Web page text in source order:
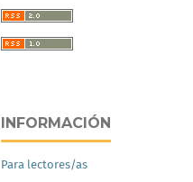
INFORMACIÓN
Para lectores/as